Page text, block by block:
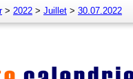
> 2022 > Juillet > 30.07.2022